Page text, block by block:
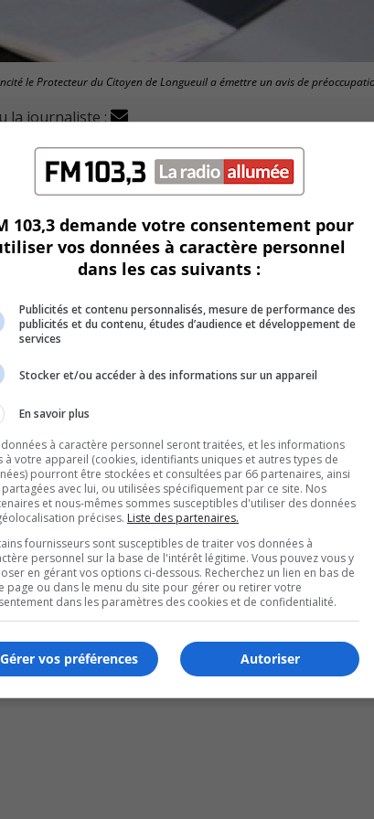
le Protecteur du Citoyen de Longueuil a émettre un avis de
la journaliste :
de déneigement ont incité le Protecteur du
annuel du Protecteur du Citoyen.
00:00
103,3 demande votre consentement pour
vos données à caractère personnel
dans les cas suivants :
Publicités et contenu personnalisés, mesure de performance des
publicités et du contenu, études d’audience et développement de
services
Stocker et/ou accéder à des informations sur un appareil
En savoir plus
à caractère personnel seront traitées, et les informations
à votre appareil (cookies, identifiants uniques et autres types de
pourront être stockées et consultées par 66 partenaires, ainsi
avec lui, ou utilisées spécifiquement par ce site. Nos
et nous-mêmes sommes susceptibles d'utiliser des données
précises. Liste des partenaires.
fournisseurs sont susceptibles de traiter vos données à
personnel sur la base de l'intérêt légitime. Vous pouvez vous y
en gérant vos options ci-dessous. Recherchez un lien en bas de
page ou dans le menu du site pour gérer ou retirer votre
dans les paramètres des cookies et de confidentialité.
Autoriser
Gérer vos préférences